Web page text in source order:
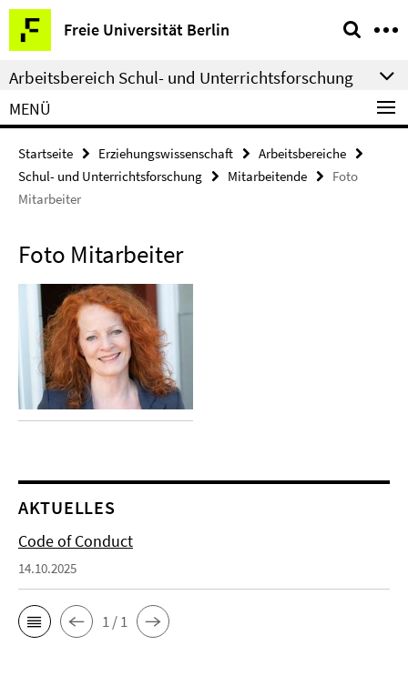
Springe
direkt
zu
Inhalt
Freie Universität Berlin
Service-
Navigation
Arbeitsbereich Schul- und Unterrichtsforschung
MENÜ
Startseite Erziehungswissenschaft
Arbeitsbereiche
Schul- und Unterrichtsforschung
Mitarbeitende
Foto
Mitarbeiter
Foto Mitarbeiter
AKTUELLES
Code of Conduct
14.10.2025
1 / 1